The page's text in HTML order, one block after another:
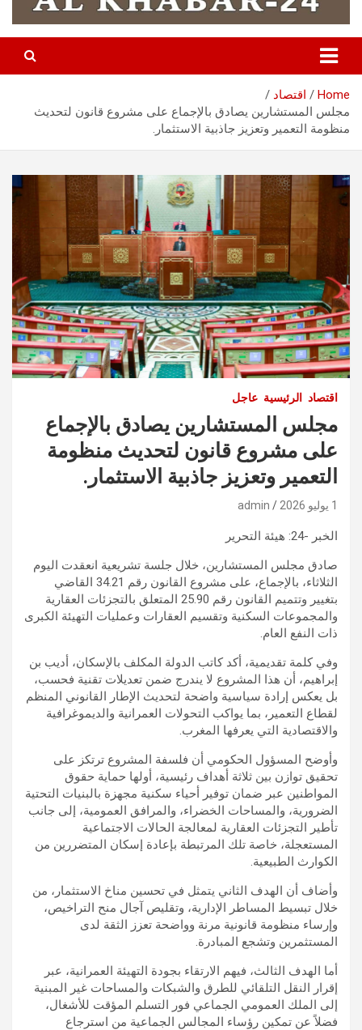
Home
اقتصاد
مجلس المستشارين يصادق بالإجماع على مشروع قانون لتحديث
منظومة التعمير وتعزيز جاذبية الاستثمار.
اقتصاد الرئيسية عاجل
مجلس المستشارين يصادق بالإجماع
على مشروع قانون لتحديث منظومة
التعمير وتعزيز جاذبية الاستثمار.
1 يوليو 2026 admin
الخبر -24: هيئة التحرير
صادق مجلس المستشارين، خلال جلسة تشريعية انعقدت اليوم
الثلاثاء، بالإجماع، على مشروع القانون رقم 34.21 القاضي
بتغيير وتتميم القانون رقم 25.90 المتعلق بالتجزئات العقارية
والمجموعات السكنية وتقسيم العقارات وعمليات التهيئة الكبرى
ذات النفع العام.
وفي كلمة تقديمية، أكد كاتب الدولة المكلف بالإسكان، أديب بن
إبراهيم، أن هذا المشروع لا يندرج ضمن تعديلات تقنية فحسب،
بل يعكس إرادة سياسية واضحة لتحديث الإطار القانوني المنظم
لقطاع التعمير، بما يواكب التحولات العمرانية والديموغرافية
والاقتصادية التي يعرفها المغرب.
وأوضح المسؤول الحكومي أن فلسفة المشروع ترتكز على
تحقيق توازن بين ثلاثة أهداف رئيسية، أولها حماية حقوق
المواطنين عبر ضمان توفير أحياء سكنية مجهزة بالبنيات التحتية
الضرورية، والمساحات الخضراء، والمرافق العمومية، إلى جانب
تأطير التجزئات العقارية لمعالجة الحالات الاجتماعية
المستعجلة، خاصة تلك المرتبطة بإعادة إسكان المتضررين من
الكوارث الطبيعية.
وأضاف أن الهدف الثاني يتمثل في تحسين مناخ الاستثمار، من
خلال تبسيط المساطر الإدارية، وتقليص آجال منح التراخيص،
وإرساء منظومة قانونية مرنة وواضحة تعزز الثقة لدى
المستثمرين وتشجع المبادرة.
أما الهدف الثالث، فيهم الارتقاء بجودة التهيئة العمرانية، عبر
إقرار النقل التلقائي للطرق والشبكات والمساحات غير المبنية
إلى الملك العمومي الجماعي فور التسلم المؤقت للأشغال،
فضلاً عن تمكين رؤساء المجالس الجماعية من استرجاع